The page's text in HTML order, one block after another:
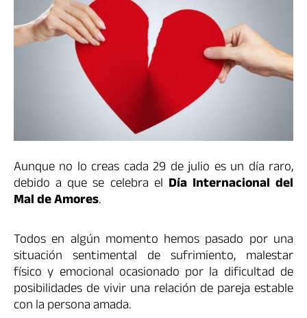
Aunque no lo creas cada 29 de julio es un día raro,
debido a que se celebra el Día Internacional del
Mal de Amores.
Todos en algún momento hemos pasado por una
situación sentimental de sufrimiento, malestar
físico y emocional ocasionado por la dificultad de
posibilidades de vivir una relación de pareja estable
con la persona amada.